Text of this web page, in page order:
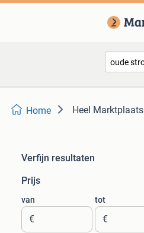
Home Heel Marktplaats
Verfijn resultaten
Prijs
van
€
tot
€